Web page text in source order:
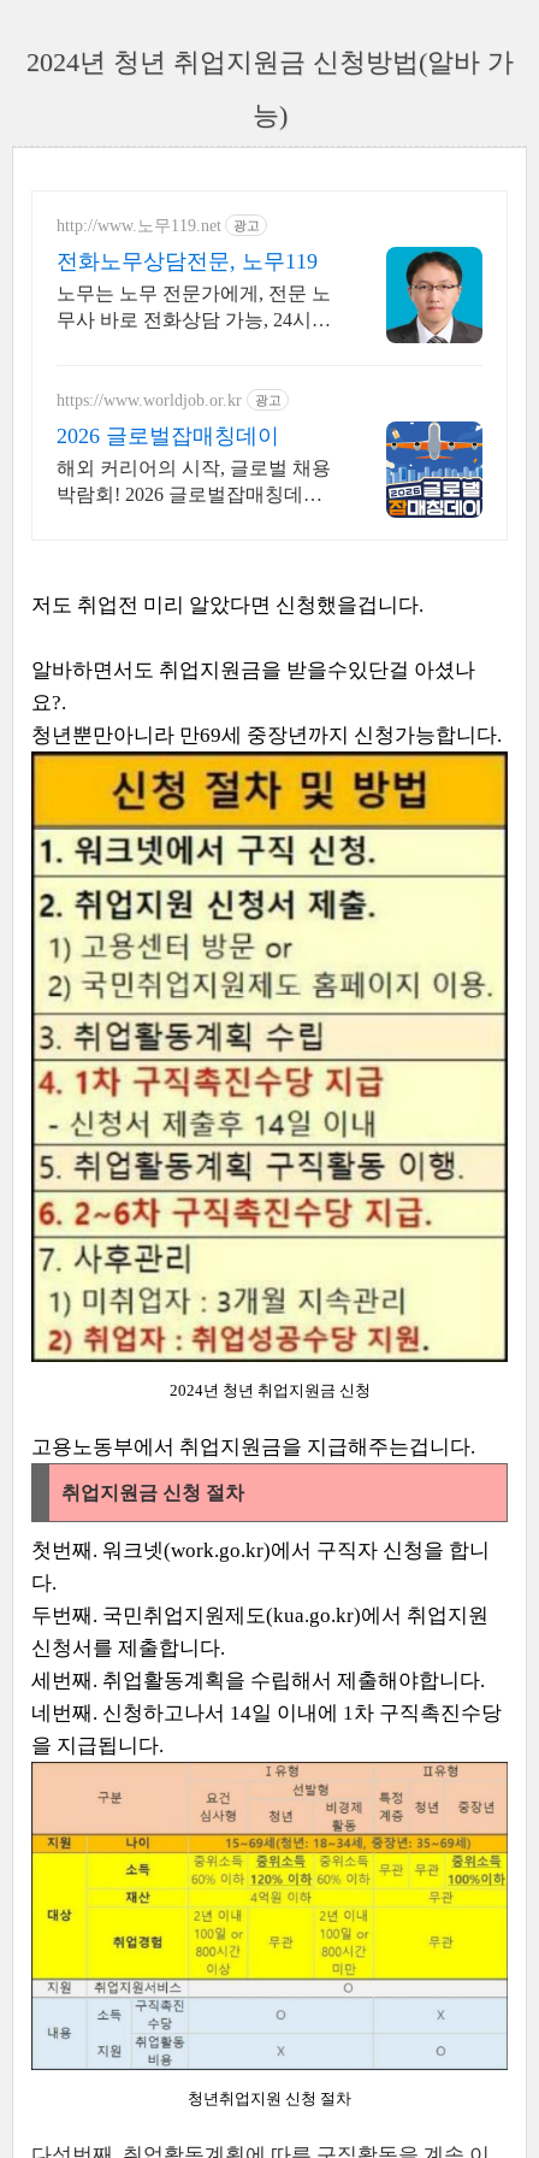
2024년 청년 취업지원금 신청방법(알바 가
능)
http://www.노무119.net 광고
전화노무상담전문, 노무119
노무는 노무 전문가에게, 전문 노
무사 바로 전화상담 가능, 24시간
https://www.worldjob.or.kr 광고
2026 글로벌잡매칭데이
해외 커리어의 시작, 글로벌 채용
박람회! 2026 글로벌잡매칭데이
저도 취업전 미리 알았다면 신청했을겁니다.
알바하면서도 취업지원금을 받을수있단걸 아셨나
요?.
청년뿐만아니라 만69세 중장년까지 신청가능합니다.
2024년 청년 취업지원금 신청
고용노동부에서 취업지원금을 지급해주는겁니다.
취업지원금 신청 절차
첫번째. 워크넷(work.go.kr)에서 구직자 신청을 합니
다.
두번째. 국민취업지원제도(kua.go.kr)에서 취업지원
신청서를 제출합니다.
세번째. 취업활동계획을 수립해서 제출해야합니다.
네번째. 신청하고나서 14일 이내에 1차 구직촉진수당
을 지급됩니다.
청년취업지원 신청 절차